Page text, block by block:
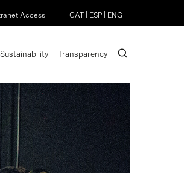
Access CAT ESP ENG
Sustainability Transparency search